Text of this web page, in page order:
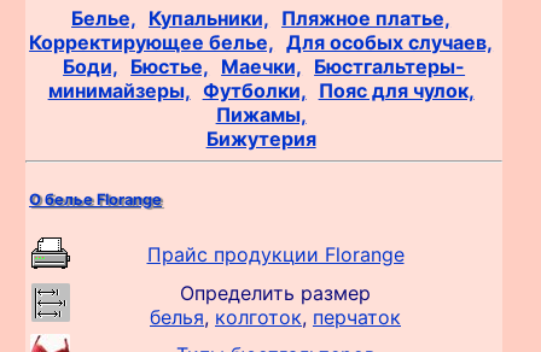
Белье, Купальники, Пляжное платье,
Корректирующее белье, Для особых случаев,
Боди, Бюстье, Маечки, Бюстгальтеры-
минимайзеры, Футболки, Пояс для чулок,
Пижамы,
Бижутерия
О белье Florange
Прайс продукции Florange
Определить размер
белья, колготок, перчаток